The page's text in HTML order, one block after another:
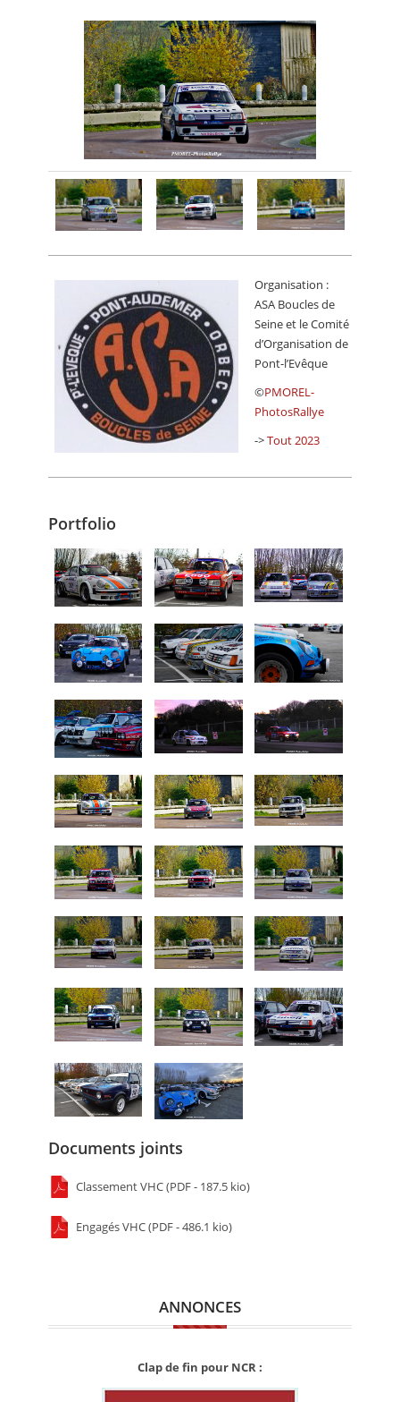
Organisation :
ASA Boucles de
Seine et le Comité
d’Organisation de
Pont-l’Evêque
©PMOREL-
PhotosRallye
->Tout 2023
Portfolio
Documents joints
Classement VHC (PDF - 187.5 kio)
Engagés VHC (PDF - 486.1 kio)
ANNONCES
Clap de fin pour NCR :